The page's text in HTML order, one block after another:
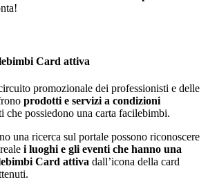
Card attiva
promozionale dei professionisti e delle
prodotti e servizi a condizioni
che possiedono una carta facilebimbi.
una ricerca sul portale possono riconoscere
i luoghi e gli eventi che hanno una
Card attiva dall’icona della card